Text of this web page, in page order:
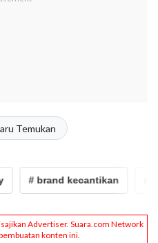
Temukan
# brand kecantikan